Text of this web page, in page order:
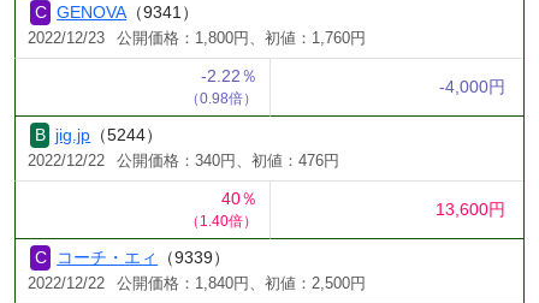
GENOVA （9341）
2022/12/23 公開価格：1,800円、初値：1,760円
-2.22％
（0.98倍）
-4,000円
jig.jp （5244）
2022/12/22 公開価格：340円、初値：476円
40％
（1.40倍）
13,600円
コーチ・エィ （9339）
2022/12/22 公開価格：1,840円、初値：2,500円